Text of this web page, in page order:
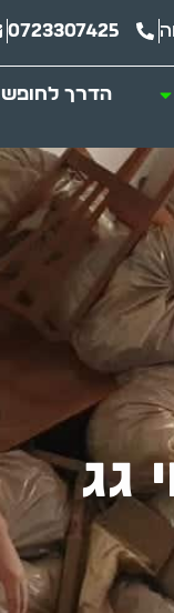
0723307425
הדרך לחופש
גג